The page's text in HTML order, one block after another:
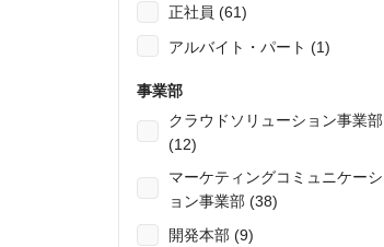
正社員 (61)
アルバイト・パート (1)
事業部
クラウドソリューション事業部
(12)
マーケティングコミュニケーシ
ョン事業部 (38)
開発本部 (9)